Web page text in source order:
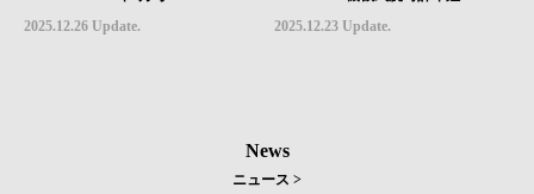
2025.12.26 Update.
2025.12.23 Update.
News
ニュース >